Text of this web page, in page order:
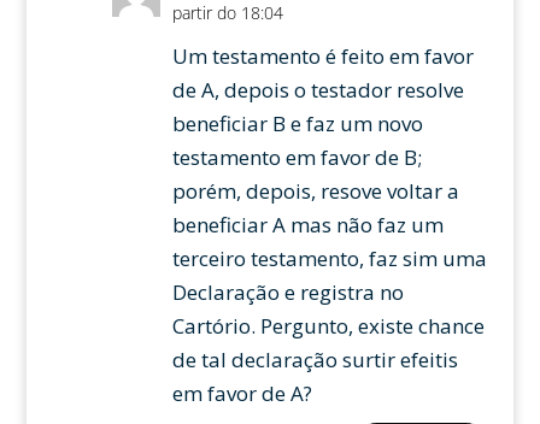
partir do 18:04
Um testamento é feito em favor
de A, depois o testador resolve
beneficiar B e faz um novo
testamento em favor de B;
porém, depois, resove voltar a
beneficiar A mas não faz um
terceiro testamento, faz sim uma
Declaração e registra no
Cartório. Pergunto, existe chance
de tal declaração surtir efeitis
em favor de A?